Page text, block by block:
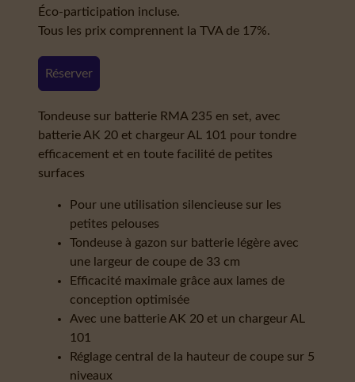
Éco-participation incluse.
Tous les prix comprennent la TVA de 17%.
Réserver
Tondeuse sur batterie RMA 235 en set, avec
batterie AK 20 et chargeur AL 101 pour tondre
efficacement et en toute facilité de petites
surfaces
Pour une utilisation silencieuse sur les
petites pelouses
Tondeuse à gazon sur batterie légère avec
une largeur de coupe de 33 cm
Efficacité maximale grâce aux lames de
conception optimisée
Avec une batterie AK 20 et un chargeur AL
101
Réglage central de la hauteur de coupe sur 5
niveaux